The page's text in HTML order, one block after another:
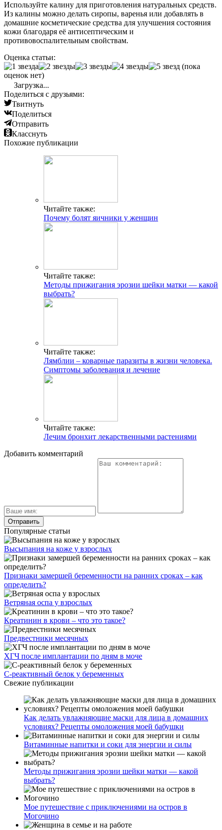
Используйте калину для приготовления натуральных средств.
Из калины можно делать сиропы, варенья или добавлять в
домашние косметические средства для улучшения состояния
кожи благодаря её антисептическим и
противовоспалительным свойствам.
Оценка статьи:
(пока
оценок нет)
Загрузка...
Поделиться с друзьями:
Твитнуть
Поделиться
Отправить
Класснуть
Похожие публикации
Читайте также:
Почему болят яичники у женщин
Читайте также:
Методы прижигания эрозии шейки матки — какой
выбрать?
Читайте также:
Лямблии – коварные паразиты в жизни человека.
Симптомы заболевания и лечение
Читайте также:
Лечим бронхит лекарственными растениями
Добавить комментарий
Популярные статьи
Высыпания на коже у взрослых
Признаки замершей беременности на ранних сроках – как
определить?
Ветряная оспа у взрослых
Креатинин в крови – что это такое?
Предвестники месячных
ХГЧ после имплантации по дням в моче
С-реактивный белок у беременных
Свежие публикации
Как делать увлажняющие маски для лица в домашних
условиях? Рецепты омоложения моей бабушки
Витаминные напитки и соки для энергии и силы
Методы прижигания эрозии шейки матки — какой
выбрать?
Мое путешествие с приключениями на остров в
Могочино